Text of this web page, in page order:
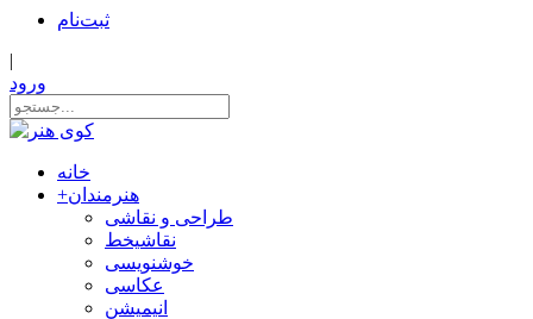
ثبت‌نام
|
ورود
خانه
+هنرمندان
طراحی و نقاشی
نقاشیخط
خوشنویسی
عکاسی
انیمیشن